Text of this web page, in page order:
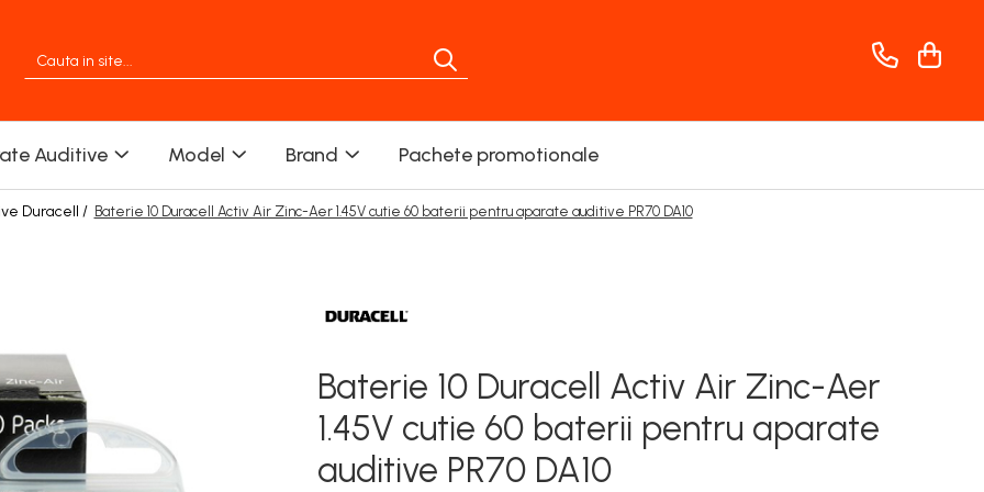
Auditive Model Brand Pachete promotionale
Duracell / Baterie 10 Duracell Activ Air Zinc-Aer 1.45V cutie 60 baterii pentru aparate auditive PR70 DA10
Baterie 10 Duracell Activ Air Zinc-Aer
1.45V cutie 60 baterii pentru aparate
auditive PR70 DA10